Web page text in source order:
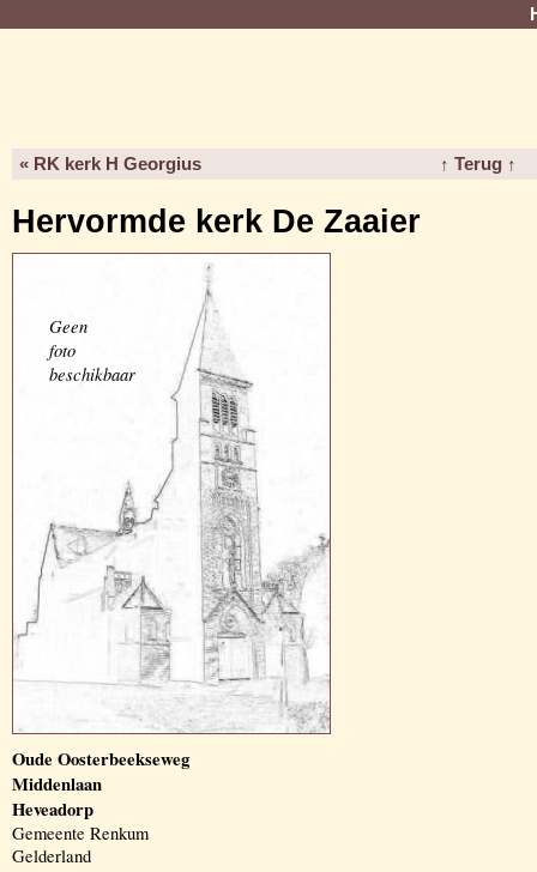
« RK kerk H Georgius ↑ Terug ↑
Hervormde kerk De Zaaier
Geen
foto
beschikbaar
Oude Oosterbeekseweg
Middenlaan
Heveadorp
Gemeente Renkum
Gelderland